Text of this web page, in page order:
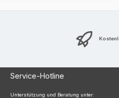
Service-Hotline
Unterstützung und Beratung unter: